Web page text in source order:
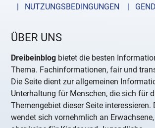
| NUTZUNGSBEDINGUNGEN
|
ÜBER UNS
Dreibeinblog bietet die besten
Thema. Fachinformationen, fair und
Die Seite dient zur allgemeinen
Unterhaltung für Menschen, die sich für
Themengebiet dieser Seite interessieren.
wendet sich vornehmlich an